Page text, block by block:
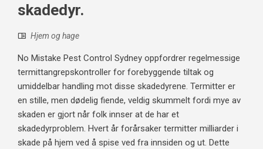
skadedyr.
Hjem og hage
No Mistake Pest Control Sydney oppfordrer regelmessige
termittangrepskontroller for forebyggende tiltak og
umiddelbar handling mot disse skadedyrene. Termitter er
en stille, men dødelig fiende, veldig skummelt fordi mye av
skaden er gjort når folk innser at de har et
skadedyrproblem. Hvert år forårsaker termitter milliarder i
skade på hjem ved å spise ved fra innsiden og ut. Dette